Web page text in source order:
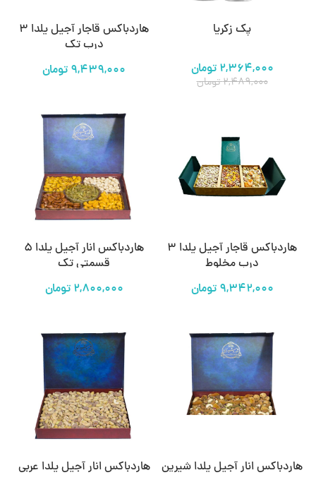
پک زکریا
۲,۴۸۹,۰۰۰تومان
۲,۳۶۴,۰۰۰ تومان
هاردباکس قاجار آجیل یلدا ۳
درب تک
تومان
هاردباکس قاجار آجیل یلدا ۳
درب مخلوط
تومان
هاردباکس انار آجیل یلدا ۵
قسمتی تک
تومان
هاردباکس انار آجیل یلدا شیرین هاردباکس انار آجیل یلدا عربی